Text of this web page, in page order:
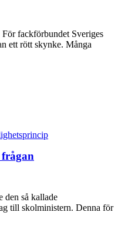
fackförbundet Sveriges
ett rött skynke. Många
frågan
den så kallade
till skolministern. Denna för